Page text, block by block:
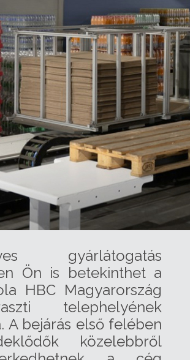
gyárlátogatás
Ön is betekinthet a
HBC Magyarország
telephelyének
A bejárás első felében
közelebbről